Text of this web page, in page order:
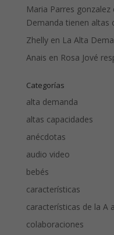
Maria Parres gonzalez
Demanda tienen altas
Zhellyen La Alta
Anais en Rosa Jové
Categorías
alta demanda
altas capacidades
anécdotas
audio video
bebés
características
características de la A
colaboraciones